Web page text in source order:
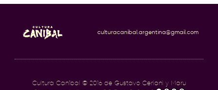
culturacanibal.argentina@gmail.com
Cultura Caníbal
© 2016 de Gustavo Ceriani y Maru